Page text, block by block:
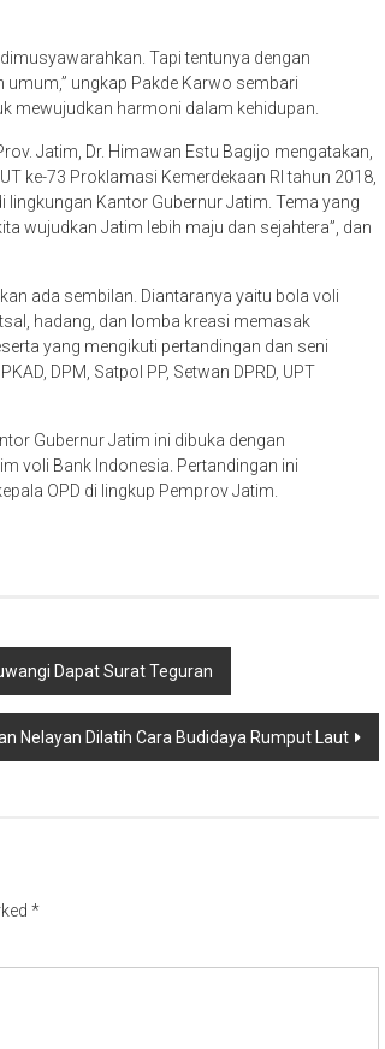
Tapi tentunya dengan
ungkap Pakde Karwo sembari
mewujudkan harmoni dalam kehidupan.
Jatim, Dr. Himawan Estu Bagijo mengatakan,
ke-73 Proklamasi Kemerdekaan RI tahun 2018,
Kantor Gubernur Jatim. Tema yang
wujudkan Jatim lebih maju dan sejahtera”, dan
ada sembilan. Diantaranya yaitu bola voli
hadang, dan lomba kreasi memasak
yang mengikuti pertandingan dan seni
DPM, Satpol PP, Setwan DPRD, UPT
Gubernur Jatim ini dibuka dengan
voli Bank Indonesia. Pertandingan ini
OPD di lingkup Pemprov Jatim.
Dapat Surat Teguran
Nelayan Dilatih Cara Budidaya Rumput Laut
*